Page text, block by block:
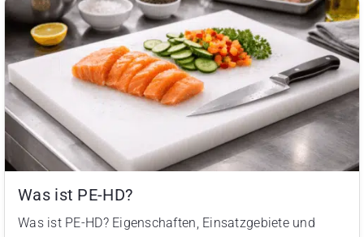
Was ist PE-HD?
Was ist PE-HD? Eigenschaften, Einsatzgebiete und